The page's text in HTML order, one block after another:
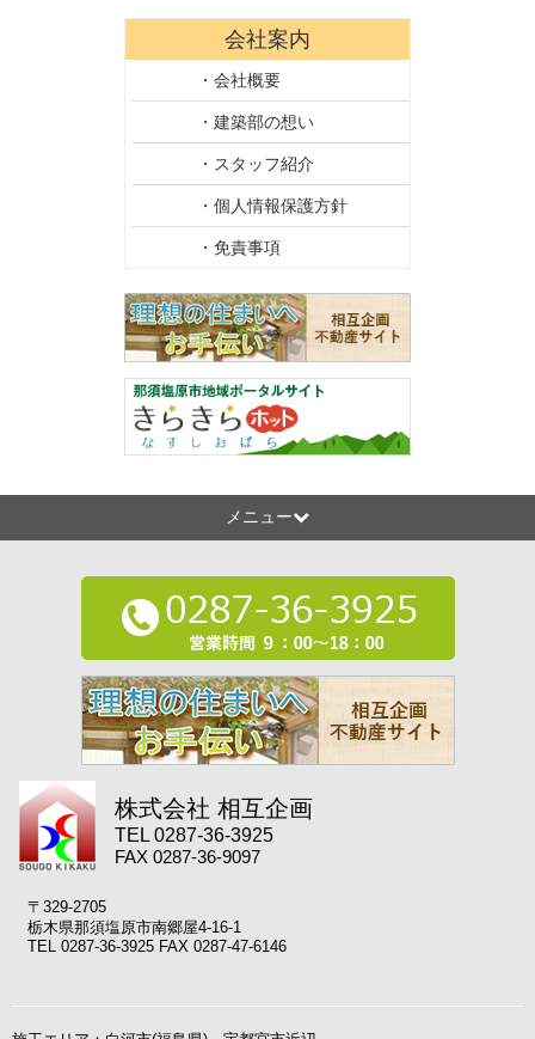
会社案内
・会社概要
・建築部の想い
・スタッフ紹介
・個人情報保護方針
・免責事項
メニュー
株式会社 相互企画
TEL 0287-36-3925
FAX 0287-36-9097
〒329-2705
栃木県那須塩原市南郷屋4-16-1
TEL 0287-36-3925 FAX 0287-47-6146